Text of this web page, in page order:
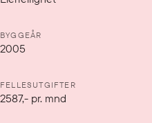
BYGGEÅR
2005
FELLESUTGIFTER
2587,- pr. mnd